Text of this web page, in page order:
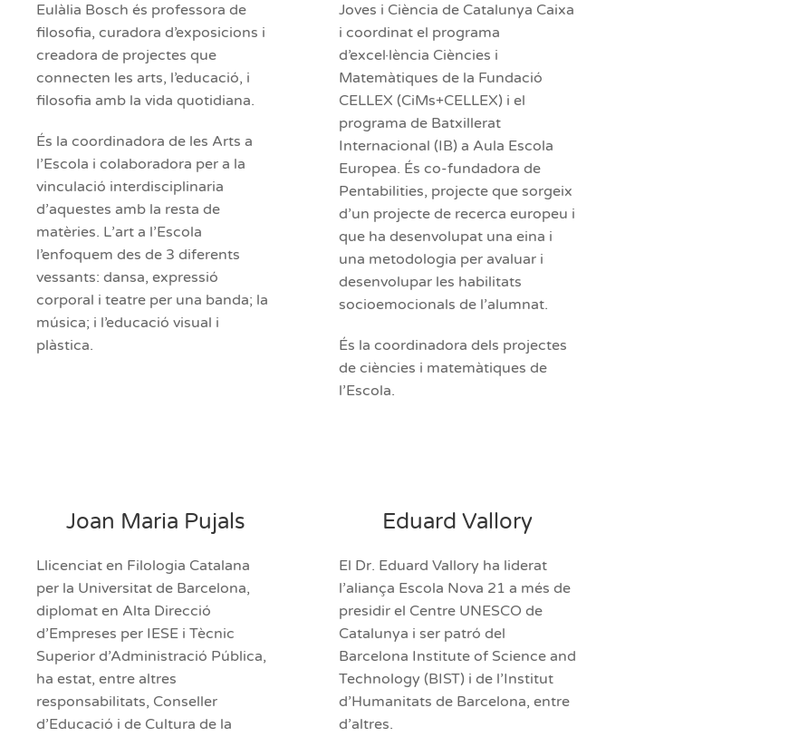
Eulàlia Bosch és professora de
filosofia, curadora d’exposicions i
creadora de projectes que
connecten les arts, l’educació, i
filosofia amb la vida quotidiana.
És la coordinadora de les Arts a
l’Escola i colaboradora per a la
vinculació interdisciplinaria
d’aquestes amb la resta de
matèries. L’art a l’Escola
l’enfoquem des de 3 diferents
vessants: dansa, expressió
corporal i teatre per una banda; la
música; i l’educació visual i
plàstica.
Joves i Ciència de Catalunya Caixa
i coordinat el programa
d’excel·lència Ciències i
Matemàtiques de la Fundació
CELLEX (CiMs+CELLEX) i el
programa de Batxillerat
Internacional (IB) a Aula Escola
Europea. És co-fundadora de
Pentabilities, projecte que sorgeix
d’un projecte de recerca europeu i
que ha desenvolupat una eina i
una metodologia per avaluar i
desenvolupar les habilitats
socioemocionals de l’alumnat.
És la coordinadora dels projectes
de ciències i matemàtiques de
l’Escola.
Joan Maria Pujals
Llicenciat en Filologia Catalana
per la Universitat de Barcelona,
diplomat en Alta Direcció
d’Empreses per IESE i Tècnic
Superior d’Administració Pública,
ha estat, entre altres
responsabilitats, Conseller
d’Educació i de Cultura de la
Eduard Vallory
El Dr. Eduard Vallory ha liderat
l’aliança Escola Nova 21 a més de
presidir el Centre UNESCO de
Catalunya i ser patró del
Barcelona Institute of Science and
Technology (BIST) i de l’Institut
d’Humanitats de Barcelona, entre
d’altres.